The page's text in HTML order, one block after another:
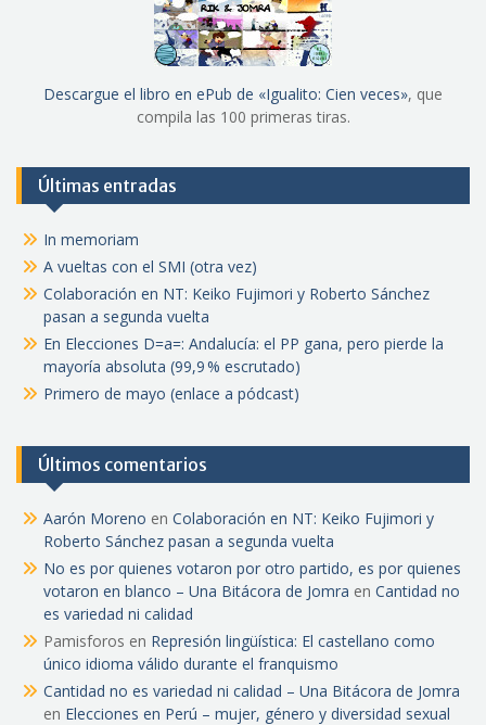
Descargue el libro en ePub de «Igualito: Cien veces», que
compila las 100 primeras tiras.
Últimas entradas
In memoriam
A vueltas con el SMI (otra vez)
Colaboración en NT: Keiko Fujimori y Roberto Sánchez
pasan a segunda vuelta
En Elecciones D=a=: Andalucía: el PP gana, pero pierde la
mayoría absoluta (99,9 % escrutado)
Primero de mayo (enlace a pódcast)
Últimos comentarios
Aarón Moreno en Colaboración en NT: Keiko Fujimori y
Roberto Sánchez pasan a segunda vuelta
No es por quienes votaron por otro partido, es por quienes
votaron en blanco – Una Bitácora de Jomra en Cantidad no
es variedad ni calidad
Pamisforos en Represión lingüística: El castellano como
único idioma válido durante el franquismo
Cantidad no es variedad ni calidad – Una Bitácora de Jomra
en Elecciones en Perú – mujer, género y diversidad sexual